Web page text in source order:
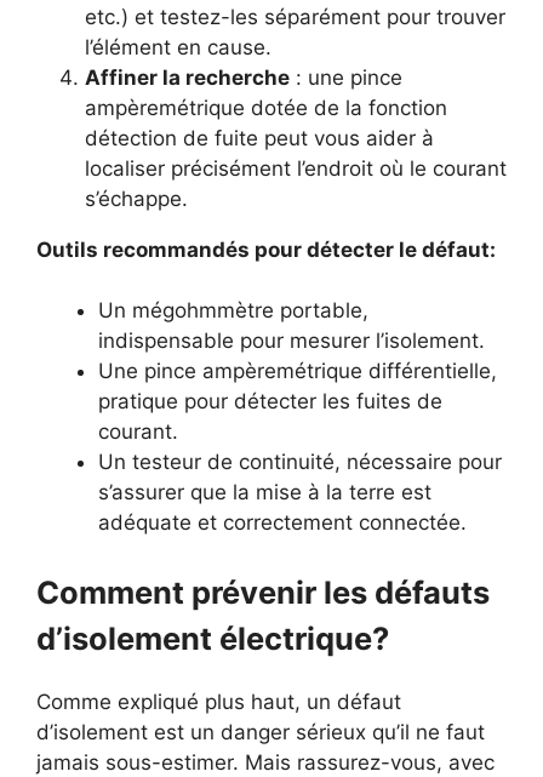
etc.) et testez-les séparément pour trouver
l’élément en cause.
Affiner la recherche : une pince
ampèremétrique dotée de la fonction
détection de fuite peut vous aider à
localiser précisément l’endroit où le courant
s’échappe.
Outils recommandés pour détecter le défaut:
Un mégohmmètre portable,
indispensable pour mesurer l’isolement.
Une pince ampèremétrique différentielle,
pratique pour détecter les fuites de
courant.
Un testeur de continuité, nécessaire pour
s’assurer que la mise à la terre est
adéquate et correctement connectée.
Comment prévenir les défauts
d’isolement électrique?
Comme expliqué plus haut, un défaut
d’isolement est un danger sérieux qu’il ne faut
jamais sous-estimer. Mais rassurez-vous, avec